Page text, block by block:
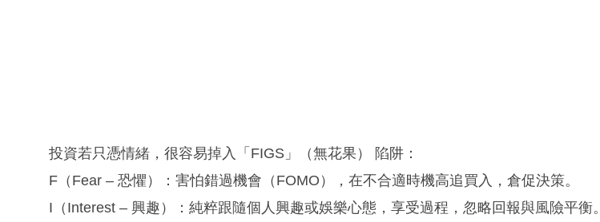
投資若只憑情緒，很容易掉入「FIGS」（無花果） 陷阱：
F（Fear – 恐懼）：害怕錯過機會（FOMO），在不合適時機高追買入，倉促決策。
I（Interest – 興趣）：純粹跟隨個人興趣或娛樂心態，享受過程，忽略回報與風險平衡。